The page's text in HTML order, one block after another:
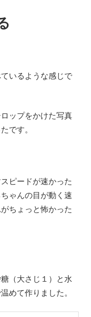
いるような感じで
ップをかけた写真
です。
ピードが速かった
ゃんの目が動く速
ちょっと怖かった
（大さじ１）と水
めて作りました。